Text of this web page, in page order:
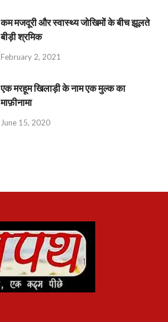
कम मजदूरी और स्वास्थ्य जोखिमों के बीच झूलते
बीड़ी श्रमिक
February 2, 2021
एक मरहूम खिलाड़ी के नाम एक मुल्क का
माफ़ीनामा
June 15, 2020